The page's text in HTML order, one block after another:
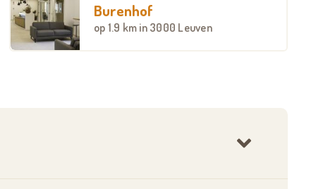
Burenhof
op 1.9 km in 3000 Leuven